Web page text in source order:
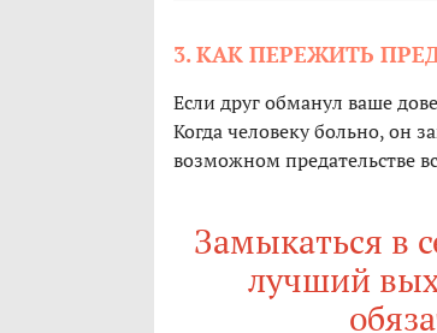
3. КАК ПЕРЕЖИТЬ
Если друг обманул ваше
Когда человеку больно, он
возможном предательстве
Замыкаться в
лучший